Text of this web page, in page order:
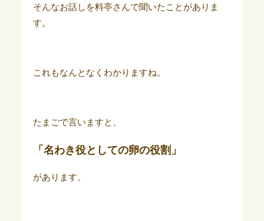
そんなお話しを料亭さんで聞いたことがありま
す。
これもなんとなくわかりますね。
たまごで言いますと、
「名わき役としての卵の役割」
があります。